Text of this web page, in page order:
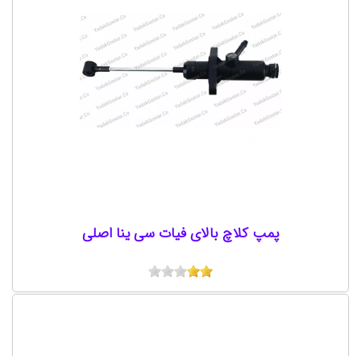
پمپ کلاچ بالای فیات سی ینا اصلی